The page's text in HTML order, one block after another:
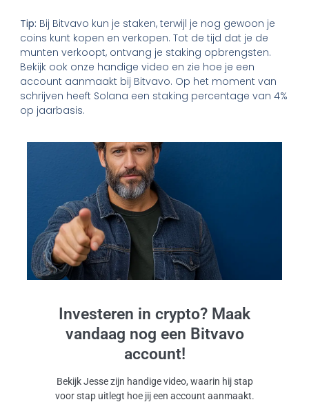
Tip: Bij Bitvavo kun je staken, terwijl je nog gewoon je
coins kunt kopen en verkopen. Tot de tijd dat je de
munten verkoopt, ontvang je staking opbrengsten.
Bekijk ook onze handige video en zie hoe je een
account aanmaakt bij Bitvavo. Op het moment van
schrijven heeft Solana een staking percentage van 4%
op jaarbasis.
Investeren in crypto? Maak
vandaag nog een Bitvavo
account!
Bekijk Jesse zijn handige video, waarin hij stap
voor stap uitlegt hoe jij een account aanmaakt.